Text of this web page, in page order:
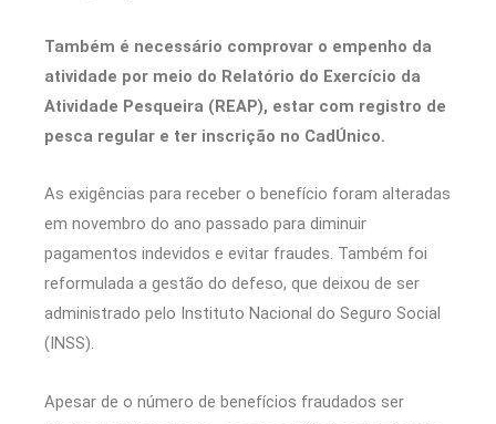
Também é necessário comprovar o empenho da
atividade por meio do Relatório do Exercício da
Atividade Pesqueira (REAP), estar com registro de
pesca regular e ter inscrição no CadÚnico.
As exigências para receber o benefício foram alteradas
em novembro do ano passado para diminuir
pagamentos indevidos e evitar fraudes. Também foi
reformulada a gestão do defeso, que deixou de ser
administrado pelo Instituto Nacional do Seguro Social
(INSS).
Apesar de o número de benefícios fraudados ser